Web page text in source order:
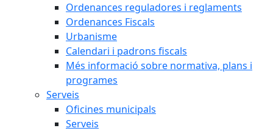
Ordenances reguladores i reglaments
Ordenances Fiscals
Urbanisme
Calendari i padrons fiscals
Més informació sobre normativa, plans i
programes
Serveis
Oficines municipals
Serveis